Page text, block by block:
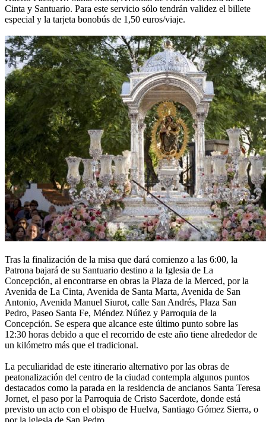
Cinta y Santuario. Para este servicio sólo tendrán validez el billete
especial y la tarjeta bonobús de 1,50 euros/viaje.
Tras la finalización de la misa que dará comienzo a las 6:00, la
Patrona bajará de su Santuario destino a la Iglesia de La
Concepción, al encontrarse en obras la Plaza de la Merced, por la
Avenida de La Cinta, Avenida de Santa Marta, Avenida de San
Antonio, Avenida Manuel Siurot, calle San Andrés, Plaza San
Pedro, Paseo Santa Fe, Méndez Núñez y Parroquia de la
Concepción. Se espera que alcance este último punto sobre las
12:30 horas debido a que el recorrido de este año tiene alrededor de
un kilómetro más que el tradicional.
La peculiaridad de este itinerario alternativo por las obras de
peatonalización del centro de la ciudad contempla algunos puntos
destacados como la parada en la residencia de ancianos Santa Teresa
Jornet, el paso por la Parroquia de Cristo Sacerdote, donde está
previsto un acto con el obispo de Huelva, Santiago Gómez Sierra, o
por la iglesia de San Pedro.